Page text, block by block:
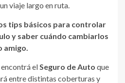
viaje largo en ruta.
tips básicos para controlar
y saber cuándo cambiarlos
amigo.
elSeguro de Auto que
entre distintas coberturas y